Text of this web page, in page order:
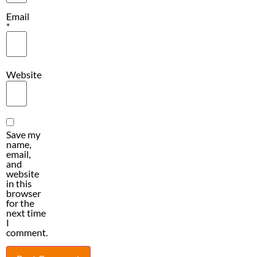
Email
*
Website
Save my
name,
email,
and
website
in this
browser
for the
next time
I
comment.